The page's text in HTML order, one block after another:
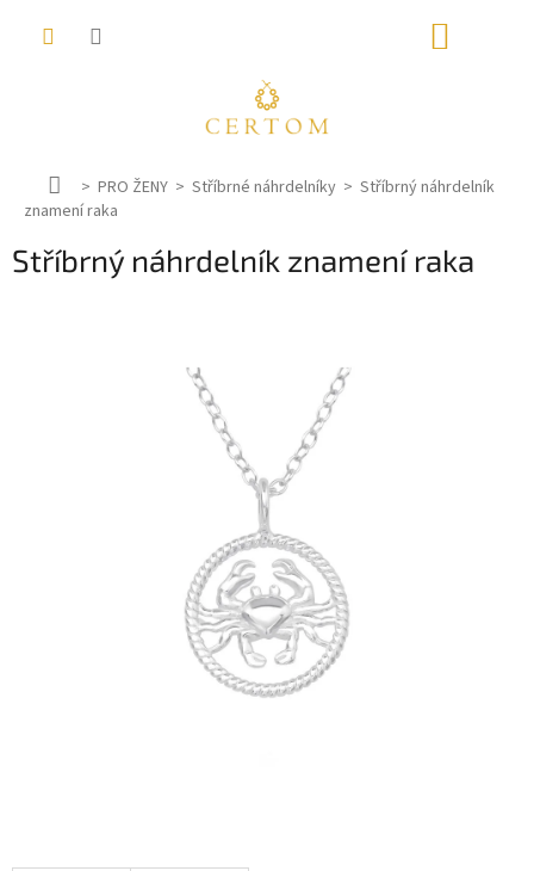
D
o
ů
PRO ŽENY Stříbrné náhrdelníky
Stříbrný náhrdelník
znamení raka
Stříbrný náhrdelník znamení raka